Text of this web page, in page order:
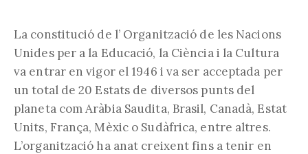
La constitució de l’ Organització de les Nacions
Unides per a la Educació, la Ciència i la Cultura
va entrar en vigor el 1946 i va ser acceptada per
un total de 20 Estats de diversos punts del
planeta com Aràbia Saudita, Brasil, Canadà, Estat
Units, França, Mèxic o Sudàfrica, entre altres.
L’organització ha anat creixent fins a tenir en